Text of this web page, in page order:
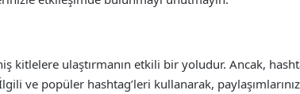
kitlelere ulaştırmanın etkili bir yoludur. Ancak,
ve popüler hashtag’leri kullanarak,